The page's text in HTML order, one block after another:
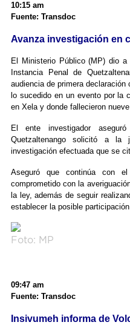
10:15 am
Fuente: Transdoc
Avanza investigación en
El Ministerio Público (MP) dio
Instancia Penal de
audiencia de primera
lo sucedido en un evento por la
en Xela y donde fallecieron
El ente investigador
Quetzaltenango solicitó a la
investigación efectuada que se
Aseguró que continúa con
comprometido con la
la ley, además de seguir
establecer la posible
Foto: MP
09:47 am
Fuente: Transdoc
Insivumeh informa de